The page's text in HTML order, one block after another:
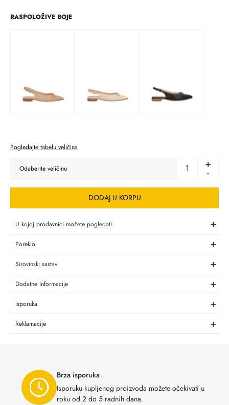
RASPOLOŽIVE BOJE
Pogledajte tabelu veličina
+
-
DODAJ U KORPU
U kojoj prodavnici možete pogledati +
Poreklo +
Sirovinski sastav +
Dodatne informacije +
Isporuka +
Reklamacije +
Brza isporuka
Isporuku kupljenog proizvoda možete očekivati u
roku od 2 do 5 radnih dana.